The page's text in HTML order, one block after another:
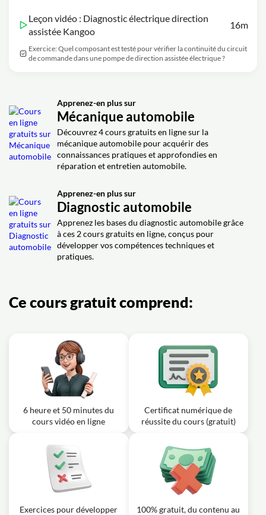
Leçon vidéo : Diagnostic électrique direction
assistée Kangoo
16m
Exercice: Quel composant est testé pour vérifier la continuité du circuit
de commande dans une pompe de direction assistée électrique ?
Apprenez-en plus sur
Mécanique automobile
Découvrez 4 cours gratuits en ligne sur la
mécanique automobile pour acquérir des
connaissances pratiques et approfondies en
réparation et entretien automobile.
Apprenez-en plus sur
Diagnostic automobile
Apprenez les bases du diagnostic automobile grâce
à ces 2 cours gratuits en ligne, conçus pour
développer vos compétences techniques et
pratiques.
Ce cours gratuit comprend:
6 heure et 50 minutes du
cours vidéo en ligne
Certificat numérique de
réussite du cours (gratuit)
Exercices pour développer
100% gratuit, du contenu au